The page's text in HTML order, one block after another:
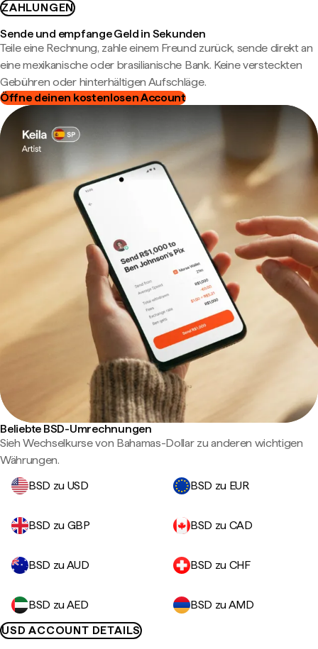
ZAHLUNGEN
Sende und empfange Geld in Sekunden
Teile eine Rechnung, zahle einem Freund zurück, sende direkt an
eine mexikanische oder brasilianische Bank. Keine versteckten
Gebühren oder hinterhältigen Aufschläge.
Öffne deinen kostenlosen Account
Beliebte BSD-Umrechnungen
Sieh Wechselkurse von Bahamas-Dollar zu anderen wichtigen
Währungen.
BSD zu USD
BSD zu EUR
BSD zu GBP BSD zu CAD
BSD zu AUD BSD zu CHF
BSD zu AED
BSD zu AMD
USD ACCOUNT DETAILS